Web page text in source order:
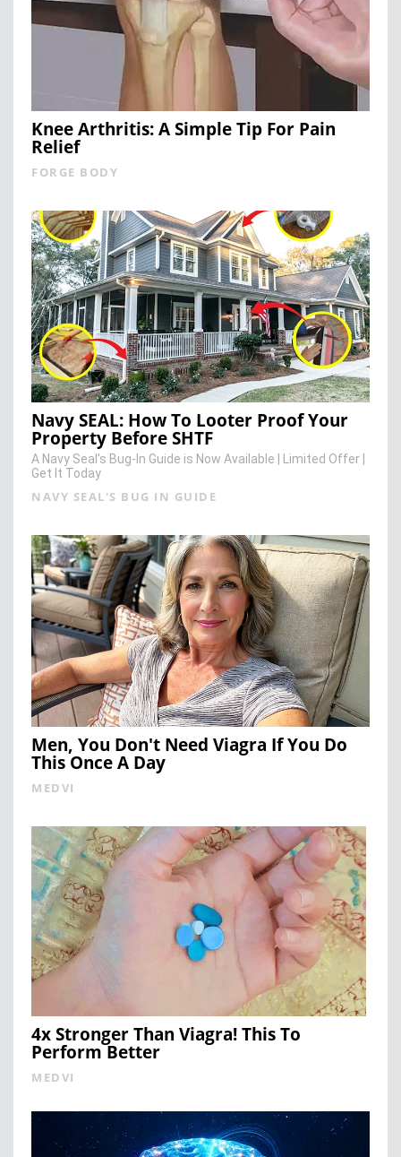
Knee Arthritis: A Simple Tip For Pain
Relief
FORGE BODY
Navy SEAL: How To Looter Proof Your
Property Before SHTF
A Navy Seal’s Bug-In Guide is Now Available | Limited Offer |
Get It Today
NAVY SEAL'S BUG IN GUIDE
Men, You Don't Need Viagra If You Do
This Once A Day
MEDVI
4x Stronger Than Viagra! This To
Perform Better
MEDVI